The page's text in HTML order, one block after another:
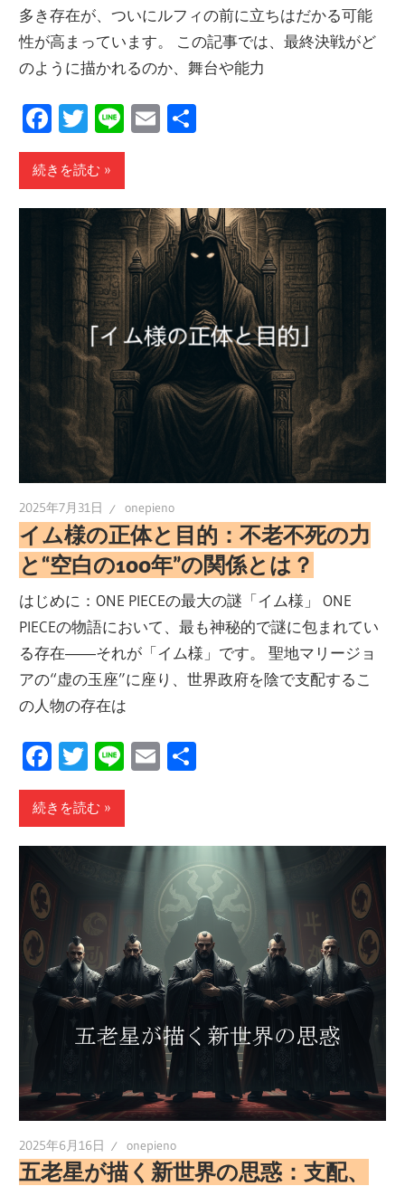
多き存在が、ついにルフィの前に立ちはだかる可能
性が高まっています。 この記事では、最終決戦がど
のように描かれるのか、舞台や能力
Facebook
Twitter
LineEmail
続きを読む
2025年7月31日 onepieno
イム様の正体と目的：不老不死の力
と“空白の100年”の関係とは？
はじめに：ONE PIECEの最大の謎「イム様」 ONE
PIECEの物語において、最も神秘的で謎に包まれてい
る存在――それが「イム様」です。 聖地マリージョ
アの“虚の玉座”に座り、世界政府を陰で支配するこ
の人物の存在は
Facebook
Twitter
LineEmail
続きを読む
2025年6月16日 onepieno
五老星が描く新世界の思惑：支配、